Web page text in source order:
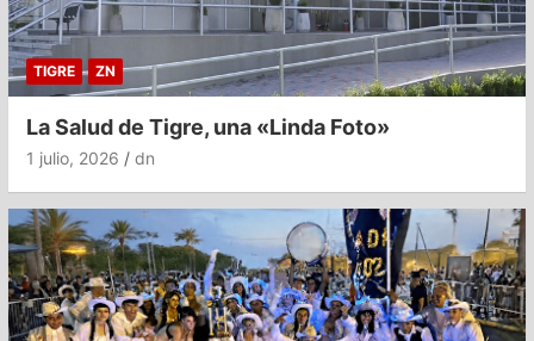
TIGRE ZN
La Salud de Tigre, una «Linda Foto»
1 julio, 2026 dn